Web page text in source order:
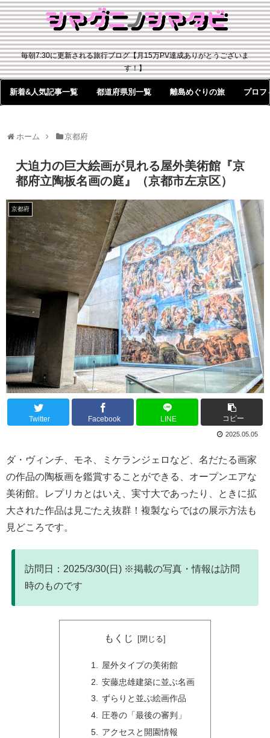
毎朝7:30に更新される旅行ブログ【月15万PV達成ありがとうございま
す！】
新着&人気記事一覧 都道府県別一覧 離島めぐりの旅 プロフ
ホーム 京都府
大迫力の巨大絵画が見れる屋外美術館『京
都府立陶板名画の庭』（京都市左京区）
京都府
Twitter Facebook LINE コピー
2025.05.05
ダ・ヴィンチ、モネ、ミケランジェロなど、名だたる画家
の作品の陶板画を鑑賞することができる、オープンエアな
美術館。レプリカとはいえ、実寸大であったり、ときに拡
大された作品は見ごたえ抜群！複製ならではの展示方法も
見どころです。
訪問日：2025/3/30(日) ※掲載の写真・情報は訪問
時のものです
もくじ
屋外タイプの美術館
安藤忠雄建築に並ぶ名画
ずらりと並ぶ絵画作品
圧巻の「最後の審判」
アクセスと開園情報